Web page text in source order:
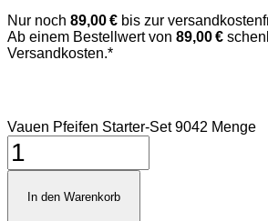
Nur noch 89,00 € bis zur
Ab einem Bestellwert von 89,00 €
Versandkosten.*
Vauen Pfeifen Starter-Set 9042 Menge
In den Warenkorb